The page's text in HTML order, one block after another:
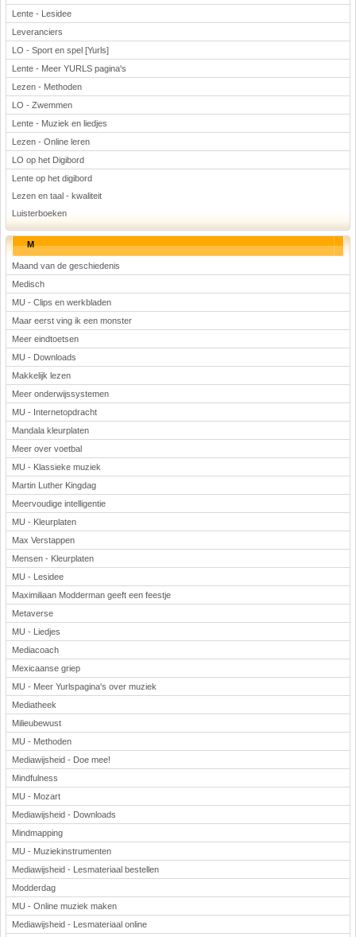
Lente - Lesidee
Leveranciers
LO - Sport en spel [Yurls]
Lente - Meer YURLS pagina's
Lezen - Methoden
LO - Zwemmen
Lente - Muziek en liedjes
Lezen - Online leren
LO op het Digibord
Lente op het digibord
Lezen en taal - kwaliteit
Luisterboeken
M
Maand van de geschiedenis
Medisch
MU - Clips en werkbladen
Maar eerst ving ik een monster
Meer eindtoetsen
MU - Downloads
Makkelijk lezen
Meer onderwijssystemen
MU - Internetopdracht
Mandala kleurplaten
Meer over voetbal
MU - Klassieke muziek
Martin Luther Kingdag
Meervoudige intelligentie
MU - Kleurplaten
Max Verstappen
Mensen - Kleurplaten
MU - Lesidee
Maximiliaan Modderman geeft een feestje
Metaverse
MU - Liedjes
Mediacoach
Mexicaanse griep
MU - Meer Yurlspagina's over muziek
Mediatheek
Milieubewust
MU - Methoden
Mediawijsheid - Doe mee!
Mindfulness
MU - Mozart
Mediawijsheid - Downloads
Mindmapping
MU - Muziekinstrumenten
Mediawijsheid - Lesmateriaal bestellen
Modderdag
MU - Online muziek maken
Mediawijsheid - Lesmateriaal online